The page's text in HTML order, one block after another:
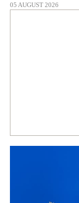
05 AUGUST 2026